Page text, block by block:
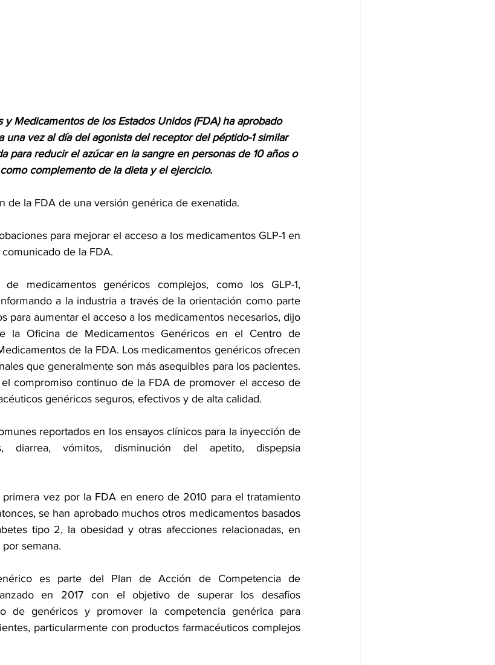
Medicamentos de los Estados Unidos (FDA) ha aprobado
una vez al día del agonista del receptor del péptido-1 similar
para reducir el azúcar en la sangre en personas de 10 años o
complemento de la dieta y el ejercicio.
de la FDA de una versión genérica de exenatida.
para mejorar el acceso a los medicamentos GLP-1 en
de la FDA.
medicamentos genéricos complejos, como los GLP-1,
a la industria a través de la orientación como parte
para aumentar el acceso a los medicamentos necesarios, dijo
la Oficina de Medicamentos Genéricos en el Centro de
de la FDA. Los medicamentos genéricos ofrecen
que generalmente son más asequibles para los pacientes.
compromiso continuo de la FDA de promover el acceso de
genéricos seguros, efectivos y de alta calidad.
reportados en los ensayos clínicos para la inyección de
diarrea, vómitos, disminución del apetito, dispepsia
vez por la FDA en enero de 2010 para el tratamiento
se han aprobado muchos otros medicamentos basados
tipo 2, la obesidad y otras afecciones relacionadas, en
semana.
es parte del Plan de Acción de Competencia de
en 2017 con el objetivo de superar los desafíos
de genéricos y promover la competencia genérica para
particularmente con productos farmacéuticos complejos